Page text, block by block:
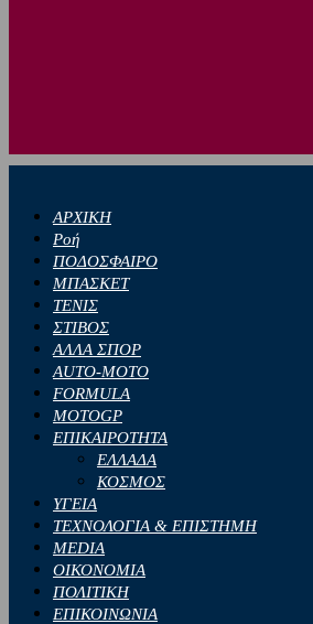
ΑΡΧΙΚΗ
Ροή
ΠΟΔΟΣΦΑΙΡΟ
ΜΠΑΣΚΕΤ
ΤΕΝΙΣ
ΣΤΙΒΟΣ
ΑΛΛΑ ΣΠΟΡ
AUTO-MOTO
FORMULA
MOTOGP
ΕΠΙΚΑΙΡΟΤΗΤΑ
ΕΛΛΑΔΑ
ΚΟΣΜΟΣ
ΥΓΕΙΑ
ΤΕΧΝΟΛΟΓΙΑ & ΕΠΙΣΤΗΜΗ
MEDIA
ΟΙΚΟΝΟΜΙΑ
ΠΟΛΙΤΙΚΗ
ΕΠΙΚΟΙΝΩΝΙΑ